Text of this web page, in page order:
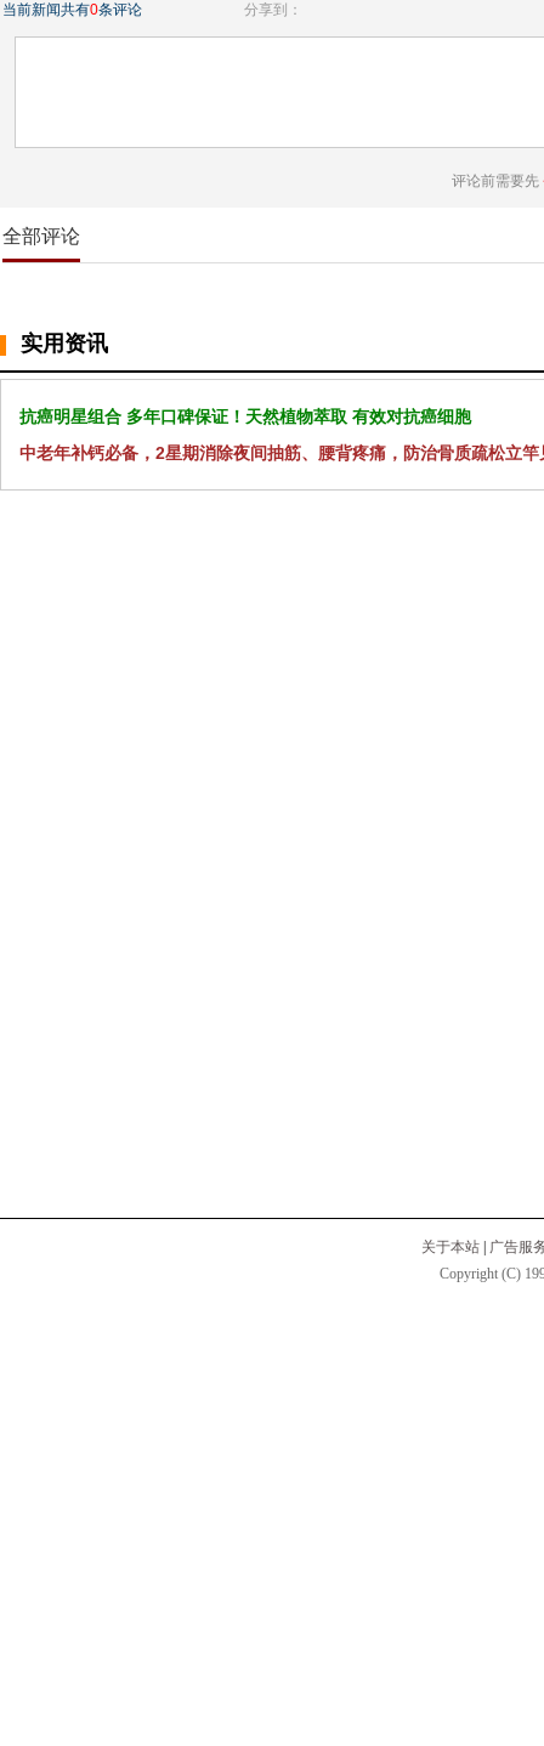
当前新闻共有0条评论 分享到：
评论前需要先
全部评论
实用资讯
抗癌明星组合 多年口碑保证！天然植物萃取 有效对抗癌细胞
中老年补钙必备，2星期消除夜间抽筋、腰背疼痛，防治骨质疏松立竿
关于本站
广告服
Copyright (C)